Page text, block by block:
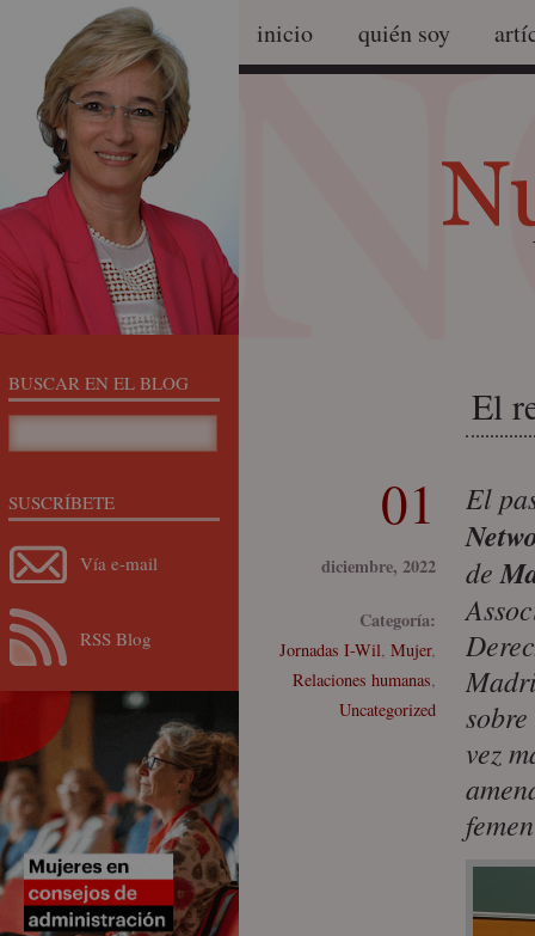
inicio quién soy
El
01
diciembre, 2022
Categoría:
Jornadas I-Wil, Mujer,
Relaciones humanas,
Uncategorized
El
de
vez
BUSCAR EN EL BLOG
SUSCRÍBETE
Vía e-mail
RSS Blog